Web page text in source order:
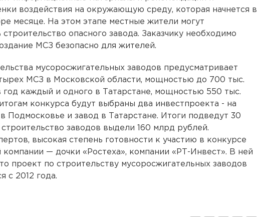
воздействия на окружающую среду, которая начнется в
месяце. На этом этапе местные жители могут
опасного завода. Заказчику необходимо
МСЗ безопасно для жителей.
мусоросжигательных заводов предусматривает
МСЗ в Московской области, мощностью до 700 тыс.
год каждый и одного в Татарстане, мощностью 550 тыс.
конкурса будут выбраны два инвестпроекта - на
Подмосковье и завод в Татарстане. Итоги подведут 30
заводов выдели 160 млрд рублей.
высокая степень готовности к участию в конкурсе
компании — дочки «Ростеха», компании «РТ-Инвест». В ней
проект по строительству мусоросжигательных заводов
с 2012 года.